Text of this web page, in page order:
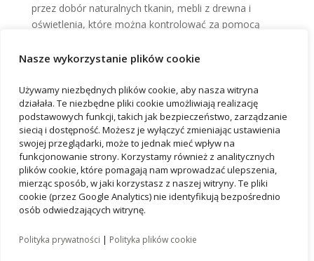
Nasze wykorzystanie plików cookie
Używamy niezbędnych plików cookie, aby nasza witryna
działała. Te niezbędne pliki cookie umożliwiają realizację
podstawowych funkcji, takich jak bezpieczeństwo, zarządzanie
siecią i dostępność. Możesz je wyłączyć zmieniając ustawienia
swojej przeglądarki, może to jednak mieć wpływ na
funkcjonowanie strony. Korzystamy również z analitycznych
plików cookie, które pomagają nam wprowadzać ulepszenia,
mierząc sposób, w jaki korzystasz z naszej witryny. Te pliki
cookie (przez Google Analytics) nie identyfikują bezpośrednio
osób odwiedzających witrynę.
Polityka prywatności | Polityka plików cookie
przez dobór naturalnych tkanin, mebli z drewna i
oświetlenia, które można kontrolować za pomocą
dziennej lub wieczornej atmosfery.
Ostatnie wpisy
Kolejna firma otworzyła biuro we wrocławskim B10
Certyfikat WELL dla najnowszego biurowca Vastint we
Wrocławiu